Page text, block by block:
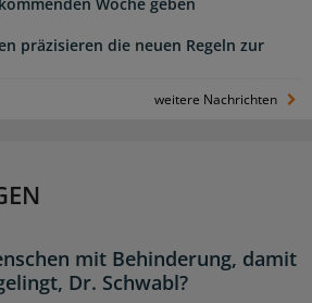
Woche geben
präzisieren die neuen Regeln zur
weitere Nachrichten
mit Behinderung, damit
Dr. Schwabl?